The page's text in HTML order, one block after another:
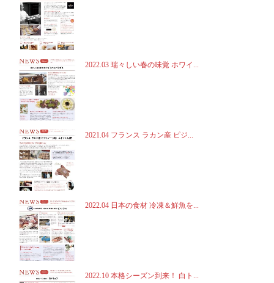
2022.03 瑞々しい春の味覚 ホワイ...
2021.04 フランス ラカン産 ピジ...
2022.04 日本の食材 冷凍＆鮮魚を...
2022.10 本格シーズン到来！ 白ト...